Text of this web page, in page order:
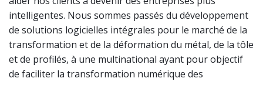
intelligentes. Nous sommes passés du développement
de solutions logicielles intégrales pour le marché de la
transformation et de la déformation du métal, de la tôle
et de profilés, à une multinational ayant pour objectif
de faciliter la transformation numérique des